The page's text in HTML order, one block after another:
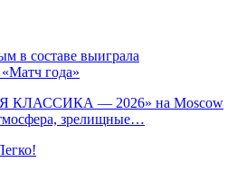
в составе выиграла
года»
КЛАССИКА — 2026» на Moscow
зрелищные…